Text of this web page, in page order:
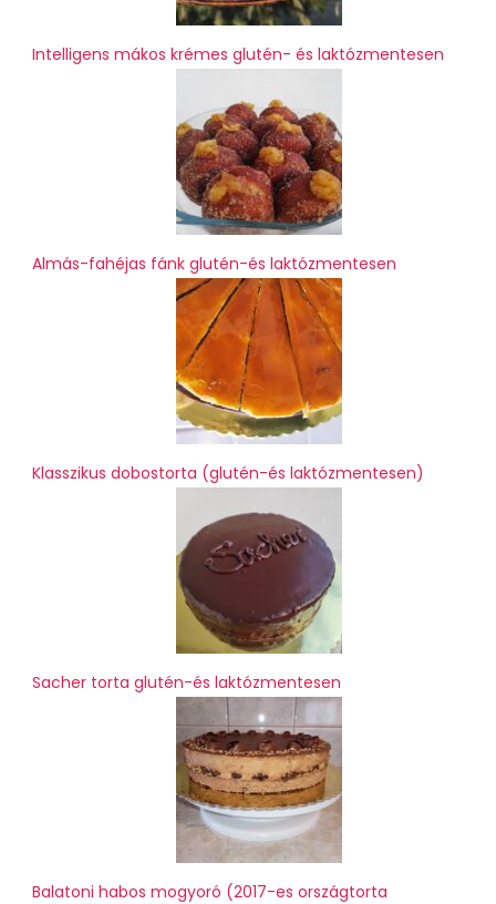
Intelligens mákos krémes glutén- és laktózmentesen
Almás-fahéjas fánk glutén-és laktózmentesen
Klasszikus dobostorta (glutén-és laktózmentesen)
Sacher torta glutén-és laktózmentesen
Balatoni habos mogyoró (2017-es országtorta